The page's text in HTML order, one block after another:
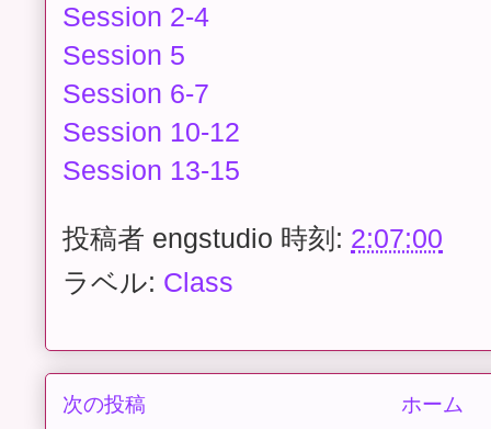
Session 2-4
Session 5
Session 6-7
Session 10-12
Session 13-15
投稿者 engstudio 時刻: 2:07:00
ラベル: Class
次の投稿 ホーム